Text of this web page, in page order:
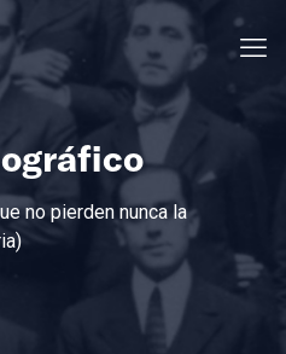
no pierden nunca la